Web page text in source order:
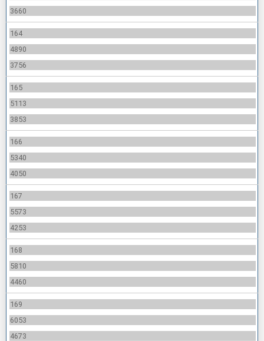
3660
164
4890
3756
165
5113
3853
166
5340
4050
167
5573
4253
168
5810
4460
169
6053
4673